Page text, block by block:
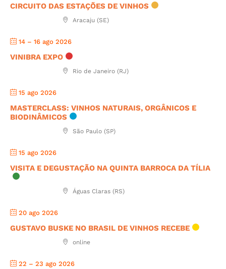
CIRCUITO DAS ESTAÇÕES DE VINHOS
Aracaju (SE)
14 – 16 ago 2026
VINIBRA EXPO
Rio de Janeiro (RJ)
15 ago 2026
MASTERCLASS: VINHOS NATURAIS, ORGÂNICOS E
BIODINÂMICOS
São Paulo (SP)
15 ago 2026
VISITA E DEGUSTAÇÃO NA QUINTA BARROCA DA TÍLIA
Águas Claras (RS)
20 ago 2026
GUSTAVO BUSKE NO BRASIL DE VINHOS RECEBE
online
22 – 23 ago 2026